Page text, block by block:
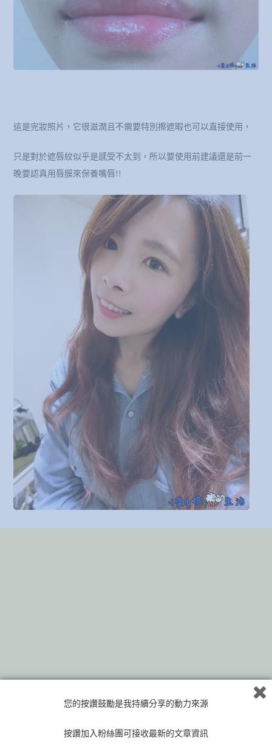
這是完妝照片，它很滋潤且不需要特別擦遮暇也可以直接使用，
只是對於遮唇紋似乎是感受不太到，所以要使用前建議還是前一
晚要認真用唇膜來保養嘴唇!!
您的按讚鼓勵是我持續分享的動力來源
按讚加入粉絲團可接收最新的文章資訊